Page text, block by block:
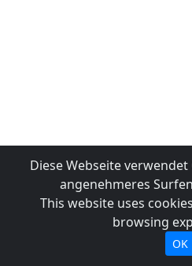
Diese Webseite
angenehmeres
This website uses
browsing
OK